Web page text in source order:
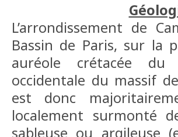
L’arrondissement de
Bassin de Paris, sur la
auréole crétacée du
occidentale du massif
est donc
localement surmonté
sableuse ou argileuse